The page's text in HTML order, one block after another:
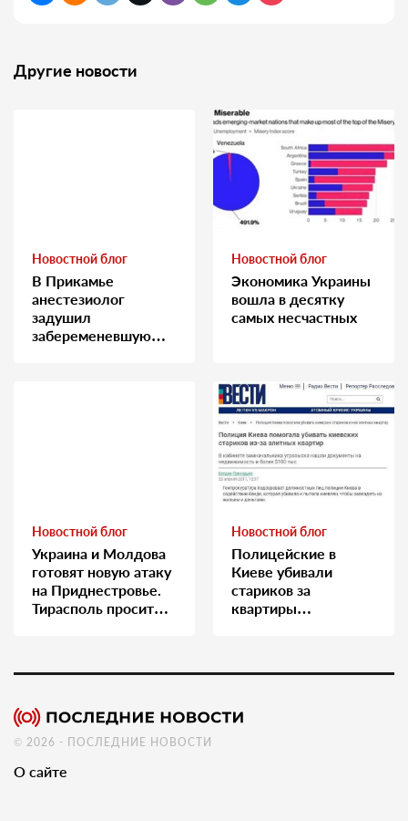
Другие новости
Новостной блог
В Прикамье
анестезиолог
задушил
забеременевшую
Новостной блог
Экономика Украины
вошла в десятку
самых несчастных
Новостной блог
Украина и Молдова
готовят новую атаку
на Приднестровье.
Тирасполь просит
Новостной блог
Полицейские в
Киеве убивали
стариков за
квартиры…
© 2026 - ПОСЛЕДНИЕ НОВОСТИ
О сайте